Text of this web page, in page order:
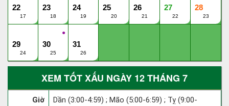
22
17
23
18
24
19
25
20
26
21
27
22
28
23
29
24
●
30
25
31
26
XEM TỐT XẤU NGÀY 12 THÁNG 7
Giờ
Dần (3:00-4:59) ; Mão (5:00-6:59) ; Tỵ (9:00-